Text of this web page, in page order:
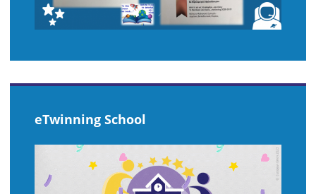
eTwinning School